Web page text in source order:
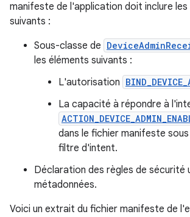
manifeste de l'application doit inclure les
suivants :
Sous-classe de
les éléments suivants :
L'autorisation
La capacité à répondre à
dans le fichier manifeste
filtre d'intent.
Déclaration des règles de sécurité
métadonnées.
Voici un extrait du fichier manifeste de